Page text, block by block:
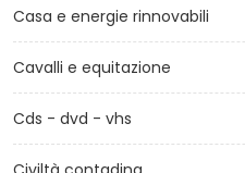
Casa e energie rinnovabili
Cavalli e equitazione
Cds - dvd - vhs